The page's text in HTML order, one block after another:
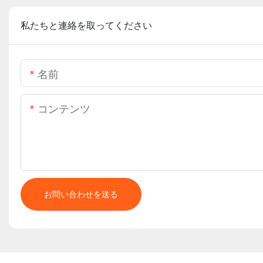
私たちと連絡を取ってください
名前
コンテンツ
お問い合わせを送る